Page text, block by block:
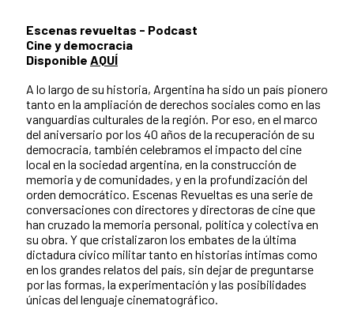
Escenas revueltas - Podcast
Cine y democracia
Disponible AQUÍ
A lo largo de su historia, Argentina ha sido un país pionero
tanto en la ampliación de derechos sociales como en las
vanguardias culturales de la región. Por eso, en el marco
del aniversario por los 40 años de la recuperación de su
democracia, también celebramos el impacto del cine
local en la sociedad argentina, en la construcción de
memoria y de comunidades, y en la profundización del
orden democrático. Escenas Revueltas es una serie de
conversaciones con directores y directoras de cine que
han cruzado la memoria personal, política y colectiva en
su obra. Y que cristalizaron los embates de la última
dictadura cívico militar tanto en historias íntimas como
en los grandes relatos del país, sin dejar de preguntarse
por las formas, la experimentación y las posibilidades
únicas del lenguaje cinematográfico.